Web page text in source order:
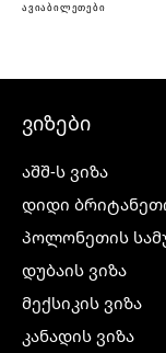
ავიაბილეთები
ვიზები
აშშ-ს ვიზა
დიდი
პოლონეთის
დუბაის ვიზა
მექსიკის ვიზა
კანადის ვიზა